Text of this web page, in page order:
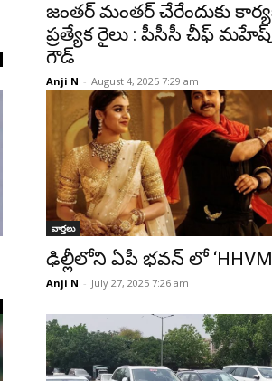
జంతర్ మంతర్ చేరేందుకు
ప్రత్యేక రైలు : పీసీసీ చీఫ్
గౌడ్
Anji N - August 4, 2025 7:29 am
వార్తలు
ఢిల్లీలోని ఏపీ భవన్ లో ‘HHVM’
Anji N - July 27, 2025 7:26 am